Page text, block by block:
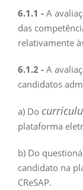
6.1.1 - A
das
relativamente
6.1.2 - A
candidatos
a) Do
plataforma
b) Do
candidato na
CReSAP.